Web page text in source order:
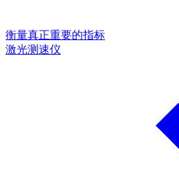
衡量真正重要的指标
激光测速仪